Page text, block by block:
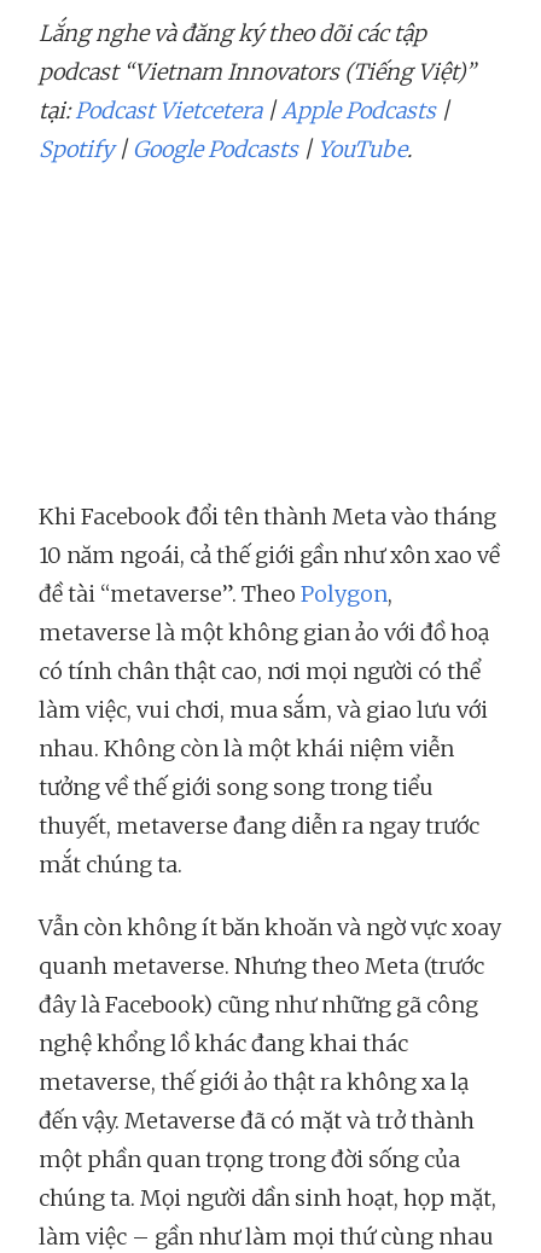
Lắng nghe và đăng ký theo dõi các tập
podcast “Vietnam Innovators (Tiếng Việt)”
tại:Podcast Vietcetera|Apple Podcasts|
Spotify| Google Podcasts| YouTube.
Khi Facebook đổi tên thành Meta vào tháng
10 năm ngoái, cả thế giới gần như xôn xao về
đề tài “metaverse”. Theo Polygon,
metaverse là một không gian ảo với đồ hoạ
có tính chân thật cao, nơi mọi người có thể
làm việc, vui chơi, mua sắm, và giao lưu với
nhau. Không còn là một khái niệm viễn
tưởng về thế giới song song trong tiểu
thuyết, metaverse đang diễn ra ngay trước
mắt chúng ta.
Vẫn còn không ít băn khoăn và ngờ vực xoay
quanh metaverse. Nhưng theo Meta (trước
đây là Facebook) cũng như những gã công
nghệ khổng lồ khác đang khai thác
metaverse, thế giới ảo thật ra không xa lạ
đến vậy. Metaverse đã có mặt và trở thành
một phần quan trọng trong đời sống của
chúng ta. Mọi người dần sinh hoạt, họp mặt,
làm việc – gần như làm mọi thứ cùng nhau